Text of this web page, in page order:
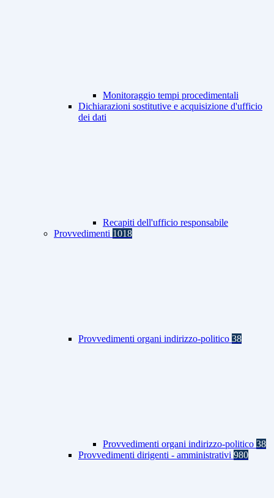
Monitoraggio tempi procedimentali
Dichiarazioni sostitutive e acquisizione d'ufficio
dei dati
Recapiti dell'ufficio responsabile
Provvedimenti 1018
Provvedimenti organi indirizzo-politico 38
Provvedimenti organi indirizzo-politico 38
Provvedimenti dirigenti - amministrativi 980